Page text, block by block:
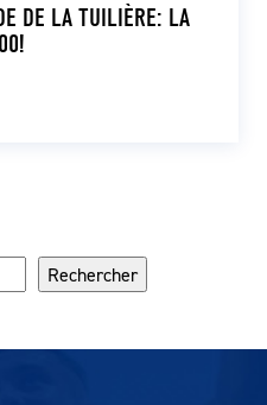
DE LA TUILIÈRE: LA
Rechercher